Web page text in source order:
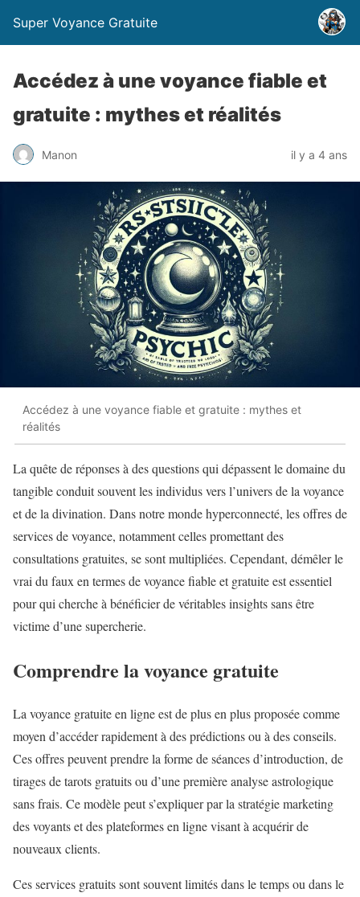
Super Voyance Gratuite
Accédez à une voyance fiable et
gratuite : mythes et réalités
Manon il y a 4 ans
Accédez à une voyance fiable et gratuite : mythes et
réalités
La quête de réponses à des questions qui dépassent le domaine du
tangible conduit souvent les individus vers l’univers de la voyance
et de la divination. Dans notre monde hyperconnecté, les offres de
services de voyance, notamment celles promettant des
consultations gratuites, se sont multipliées. Cependant, démêler le
vrai du faux en termes de voyance fiable et gratuite est essentiel
pour qui cherche à bénéficier de véritables insights sans être
victime d’une supercherie.
Comprendre la voyance gratuite
La voyance gratuite en ligne est de plus en plus proposée comme
moyen d’accéder rapidement à des prédictions ou à des conseils.
Ces offres peuvent prendre la forme de séances d’introduction, de
tirages de tarots gratuits ou d’une première analyse astrologique
sans frais. Ce modèle peut s’expliquer par la stratégie marketing
des voyants et des plateformes en ligne visant à acquérir de
nouveaux clients.
Ces services gratuits sont souvent limités dans le temps ou dans le